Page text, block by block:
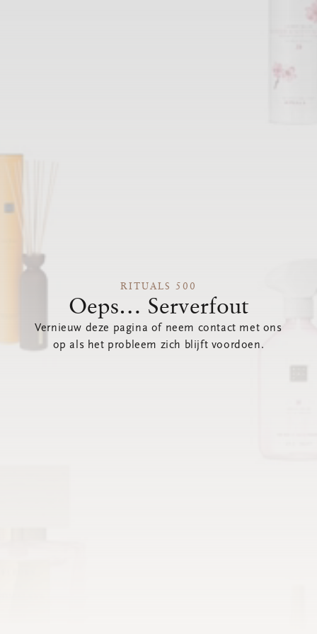
RITUALS 500
Oeps… Serverfout
Vernieuw deze pagina of neem contact met ons
op als het probleem zich blijft voordoen.